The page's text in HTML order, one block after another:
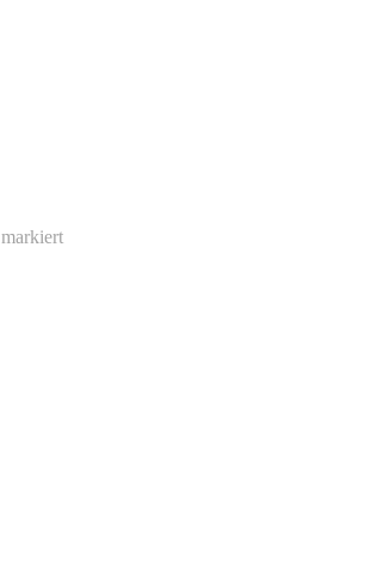
markiert